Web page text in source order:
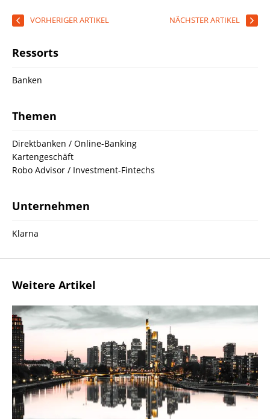
VORHERIGER ARTIKEL NÄCHSTER ARTIKEL
Ressorts
Banken
Themen
Direktbanken / Online-Banking
Kartengeschäft
Robo Advisor / Investment-Fintechs
Unternehmen
Klarna
Weitere Artikel